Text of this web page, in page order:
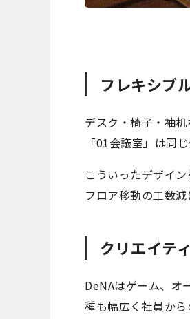
フレキシブ
デスク・椅子・袖
「01会議室」は同
こういったデザイ
フロア移動の工数減
クリエイテ
DeNAはゲーム、オ
種も幅広く社員から